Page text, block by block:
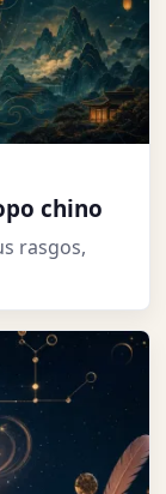
chino
rasgos,